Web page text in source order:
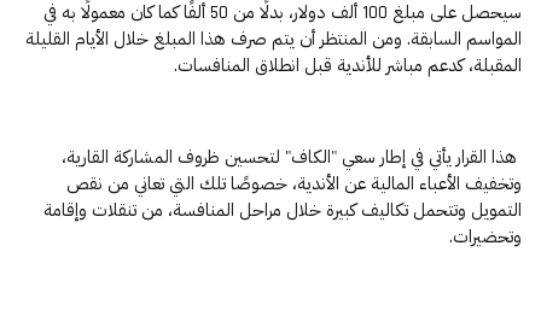
سيحصل على مبلغ 100 ألف دولار، بدلًا من 50 ألفًا كما كان معمولًا به في
المواسم السابقة. ومن المنتظر أن يتم صرف هذا المبلغ خلال الأيام القليلة
المقبلة، كدعم مباشر للأندية قبل انطلاق المنافسات.
هذا القرار يأتي في إطار سعي "الكاف" لتحسين ظروف المشاركة القارية،
وتخفيف الأعباء المالية عن الأندية، خصوصًا تلك التي تعاني من نقص
التمويل وتتحمل تكاليف كبيرة خلال مراحل المنافسة، من تنقلات وإقامة
وتحضيرات.